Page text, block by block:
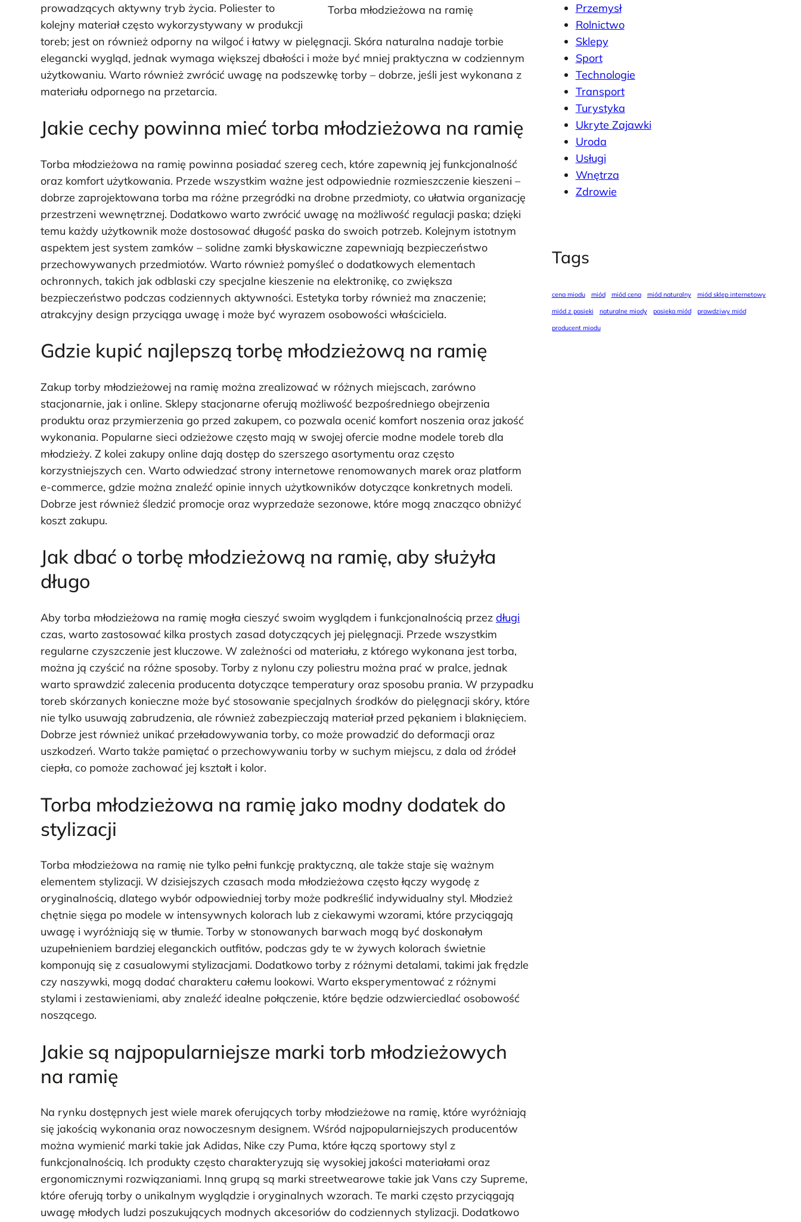
Torba młodzieżowa na ramię
prowadzących aktywny tryb życia. Poliester to
kolejny materiał często wykorzystywany w produkcji
toreb; jest on również odporny na wilgoć i łatwy w pielęgnacji. Skóra naturalna nadaje torbie
elegancki wygląd, jednak wymaga większej dbałości i może być mniej praktyczna w codziennym
użytkowaniu. Warto również zwrócić uwagę na podszewkę torby – dobrze, jeśli jest wykonana z
materiału odpornego na przetarcia.
Jakie cechy powinna mieć torba młodzieżowa na ramię
Torba młodzieżowa na ramię powinna posiadać szereg cech, które zapewnią jej funkcjonalność
oraz komfort użytkowania. Przede wszystkim ważne jest odpowiednie rozmieszczenie kieszeni –
dobrze zaprojektowana torba ma różne przegródki na drobne przedmioty, co ułatwia organizację
przestrzeni wewnętrznej. Dodatkowo warto zwrócić uwagę na możliwość regulacji paska; dzięki
temu każdy użytkownik może dostosować długość paska do swoich potrzeb. Kolejnym istotnym
aspektem jest system zamków – solidne zamki błyskawiczne zapewniają bezpieczeństwo
przechowywanych przedmiotów. Warto również pomyśleć o dodatkowych elementach
ochronnych, takich jak odblaski czy specjalne kieszenie na elektronikę, co zwiększa
bezpieczeństwo podczas codziennych aktywności. Estetyka torby również ma znaczenie;
atrakcyjny design przyciąga uwagę i może być wyrazem osobowości właściciela.
Gdzie kupić najlepszą torbę młodzieżową na ramię
Zakup torby młodzieżowej na ramię można zrealizować w różnych miejscach, zarówno
stacjonarnie, jak i online. Sklepy stacjonarne oferują możliwość bezpośredniego obejrzenia
produktu oraz przymierzenia go przed zakupem, co pozwala ocenić komfort noszenia oraz jakość
wykonania. Popularne sieci odzieżowe często mają w swojej ofercie modne modele toreb dla
młodzieży. Z kolei zakupy online dają dostęp do szerszego asortymentu oraz często
korzystniejszych cen. Warto odwiedzać strony internetowe renomowanych marek oraz platform
e-commerce, gdzie można znaleźć opinie innych użytkowników dotyczące konkretnych modeli.
Dobrze jest również śledzić promocje oraz wyprzedaże sezonowe, które mogą znacząco obniżyć
koszt zakupu.
Jak dbać o torbę młodzieżową na ramię, aby służyła
długo
Aby torba młodzieżowa na ramię mogła cieszyć swoim wyglądem i funkcjonalnością przez długi
czas, warto zastosować kilka prostych zasad dotyczących jej pielęgnacji. Przede wszystkim
regularne czyszczenie jest kluczowe. W zależności od materiału, z którego wykonana jest torba,
można ją czyścić na różne sposoby. Torby z nylonu czy poliestru można prać w pralce, jednak
warto sprawdzić zalecenia producenta dotyczące temperatury oraz sposobu prania. W przypadku
toreb skórzanych konieczne może być stosowanie specjalnych środków do pielęgnacji skóry, które
nie tylko usuwają zabrudzenia, ale również zabezpieczają materiał przed pękaniem i blaknięciem.
Dobrze jest również unikać przeładowywania torby, co może prowadzić do deformacji oraz
uszkodzeń. Warto także pamiętać o przechowywaniu torby w suchym miejscu, z dala od źródeł
ciepła, co pomoże zachować jej kształt i kolor.
Torba młodzieżowa na ramię jako modny dodatek do
stylizacji
Torba młodzieżowa na ramię nie tylko pełni funkcję praktyczną, ale także staje się ważnym
elementem stylizacji. W dzisiejszych czasach moda młodzieżowa często łączy wygodę z
oryginalnością, dlatego wybór odpowiedniej torby może podkreślić indywidualny styl. Młodzież
chętnie sięga po modele w intensywnych kolorach lub z ciekawymi wzorami, które przyciągają
uwagę i wyróżniają się w tłumie. Torby w stonowanych barwach mogą być doskonałym
uzupełnieniem bardziej eleganckich outfitów, podczas gdy te w żywych kolorach świetnie
komponują się z casualowymi stylizacjami. Dodatkowo torby z różnymi detalami, takimi jak frędzle
czy naszywki, mogą dodać charakteru całemu lookowi. Warto eksperymentować z różnymi
stylami i zestawieniami, aby znaleźć idealne połączenie, które będzie odzwierciedlać osobowość
noszącego.
Jakie są najpopularniejsze marki torb młodzieżowych
na ramię
Na rynku dostępnych jest wiele marek oferujących torby młodzieżowe na ramię, które wyróżniają
się jakością wykonania oraz nowoczesnym designem. Wśród najpopularniejszych producentów
można wymienić marki takie jak Adidas, Nike czy Puma, które łączą sportowy styl z
funkcjonalnością. Ich produkty często charakteryzują się wysokiej jakości materiałami oraz
ergonomicznymi rozwiązaniami. Inną grupą są marki streetwearowe takie jak Vans czy Supreme,
które oferują torby o unikalnym wyglądzie i oryginalnych wzorach. Te marki często przyciągają
uwagę młodych ludzi poszukujących modnych akcesoriów do codziennych stylizacji. Dodatkowo
Przemysł
Rolnictwo
Sklepy
Sport
Technologie
Transport
Turystyka
Ukryte Zajawki
Uroda
Usługi
Wnętrza
Zdrowie
Tags
cena miodu miód miód cena miód naturalny
miód sklep internetowy
miód z pasieki
naturalne miody pasieka miód
prawdziwy miód
producent miodu